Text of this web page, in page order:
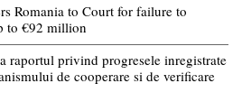
Romania to Court for failure to
to €92 million
raportul privind progresele inregistrate
de cooperare si de verificare